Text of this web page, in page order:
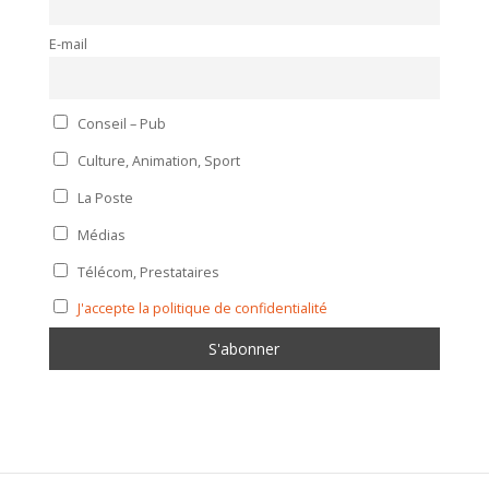
E-mail
Conseil – Pub
Culture, Animation, Sport
La Poste
Médias
Télécom, Prestataires
J'accepte la politique de confidentialité